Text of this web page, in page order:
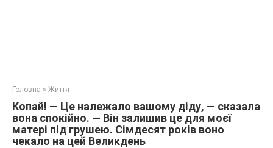
Головна » Життя
Копай! — Це належало вашому діду, — сказала
вона спокійно. — Він залишив це для моєї
матері під грушею. Сімдесят років воно
чекало на цей Великдень